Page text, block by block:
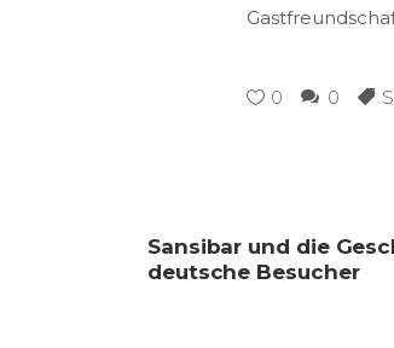
0 0
Sansibar und die
deutsche Besucher